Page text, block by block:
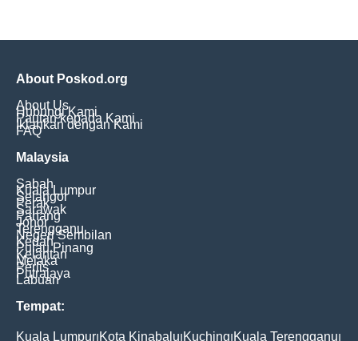
About Poskod.org
About Us
Hubungi Kami
Pautan kepada Kami
Iklankan dengan Kami
FAQ
Malaysia
Sabah
Kuala Lumpur
Selangor
Perak
Sarawak
Pahang
Johor
Terengganu
Negeri Sembilan
Kedah
Pulau Pinang
Kelantan
Melaka
Perlis
Putrajaya
Labuan
Tempat:
Kuala Lumpur Kota Kinabalu Kuching Kuala Terengganu